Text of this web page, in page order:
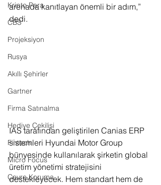
Kripto Para
CBS
Projeksiyon
Rusya
Akıllı Şehirler
Gartner
Firma Satınalma
Hediye Çekilişi
Fintech
Micro Focus
Çevre Koruma
arenada kanıtlayan önemli bir adım,”
dedi.
IAS tarafından geliştirilen Canias ERP
sistemleri Hyundai Motor Group
bünyesinde kullanılarak şirketin global
üretim yönetimi stratejisini
destekleyecek. Hem standart hem de